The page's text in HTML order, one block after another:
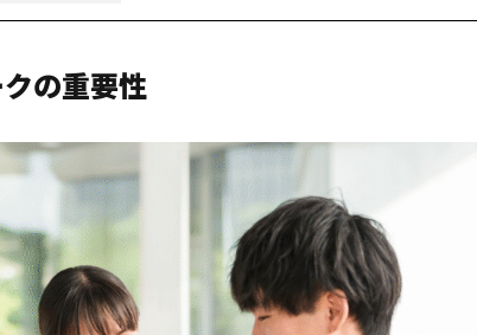
工夫
くる
る第一歩を踏み出そう
の重要性